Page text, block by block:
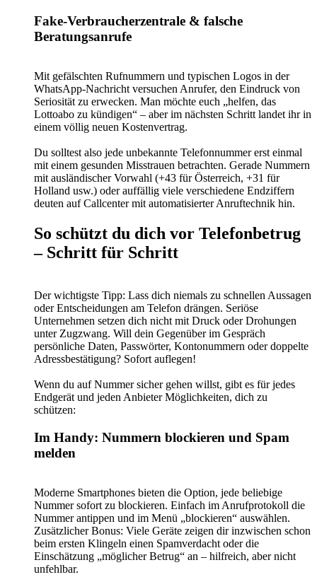
Fake-Verbraucherzentrale & falsche
Beratungsanrufe
Mit gefälschten Rufnummern und typischen Logos in der
WhatsApp-Nachricht versuchen Anrufer, den Eindruck von
Seriosität zu erwecken. Man möchte euch „helfen, das
Lottoabo zu kündigen“ – aber im nächsten Schritt landet ihr in
einem völlig neuen Kostenvertrag.
Du solltest also jede unbekannte Telefonnummer erst einmal
mit einem gesunden Misstrauen betrachten. Gerade Nummern
mit ausländischer Vorwahl (+43 für Österreich, +31 für
Holland usw.) oder auffällig viele verschiedene Endziffern
deuten auf Callcenter mit automatisierter Anruftechnik hin.
So schützt du dich vor Telefonbetrug
– Schritt für Schritt
Der wichtigste Tipp: Lass dich niemals zu schnellen Aussagen
oder Entscheidungen am Telefon drängen. Seriöse
Unternehmen setzen dich nicht mit Druck oder Drohungen
unter Zugzwang. Will dein Gegenüber im Gespräch
persönliche Daten, Passwörter, Kontonummern oder doppelte
Adressbestätigung? Sofort auflegen!
Wenn du auf Nummer sicher gehen willst, gibt es für jedes
Endgerät und jeden Anbieter Möglichkeiten, dich zu
schützen:
Im Handy: Nummern blockieren und Spam
melden
Moderne Smartphones bieten die Option, jede beliebige
Nummer sofort zu blockieren. Einfach im Anrufprotokoll die
Nummer antippen und im Menü „blockieren“ auswählen.
Zusätzlicher Bonus: Viele Geräte zeigen dir inzwischen schon
beim ersten Klingeln einen Spamverdacht oder die
Einschätzung „möglicher Betrug“ an – hilfreich, aber nicht
unfehlbar.